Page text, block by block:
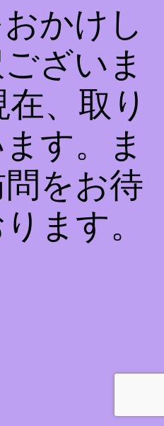
かけし
ざいま
、取り
す。ま
をお待
ます。